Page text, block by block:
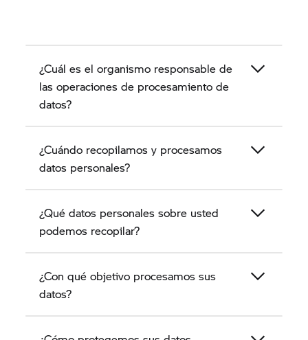
Esta política de privacidad describe en los
próximos apartados cómo nosotros, el servicio de
BMW Motorrad
clientes.
¿Cuál es el organismo responsable de
las operaciones de procesamiento de
datos?
¿Cuándo recopilamos y procesamos
datos personales?
¿Qué datos personales sobre usted
podemos recopilar?
¿Con qué objetivo procesamos sus
datos?